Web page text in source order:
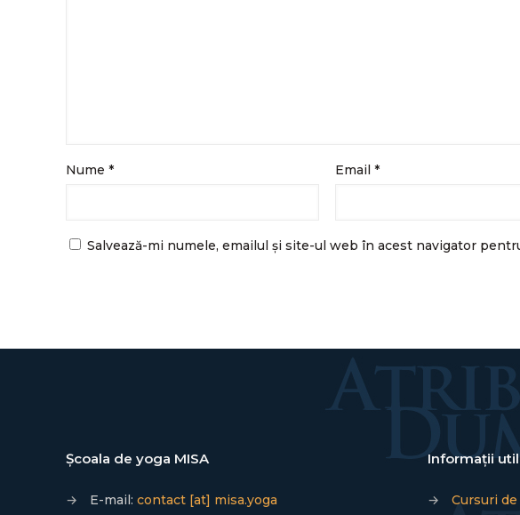
Nume * Email*
Salvează-mi numele, emailul și site-ul web în acest navigator
Școala de yoga MISA
→ E-mail: contact [at] misa.yoga
Informații
→ Cursuri